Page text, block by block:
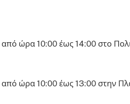
ώρα 10:00 έως 14:00 στο
ώρα 10:00 έως 13:00 στην